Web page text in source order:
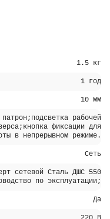
1.5 кг
1 год
10 мм
патрон;подсветка рабочей
фиксации для
в непрерывном режиме.
Сеть
сетевой Сталь ДШС 550
по эксплуатации;
Да